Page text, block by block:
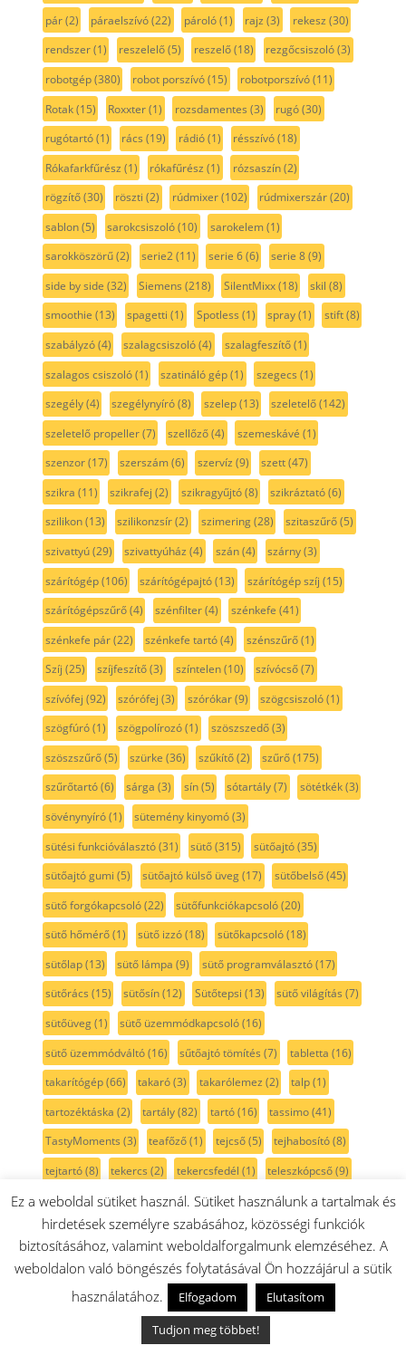
pár(2) páraelszívó(22) pároló(1) rajz (3) rekesz (30)
rendszer(1) reszelelő(5) reszelő(18) rezgőcsiszoló(3)
robotgép(380) robot porszívó(15) robotporszívó(11)
Rotak(15) Roxxter(1) rozsdamentes (3) rugó(30)
rugótartó(1) rács (19) rádió(1) résszívó(18)
Rókafarkfűrész (1) rókafűrész (1) rózsaszín(2)
rögzítő(30) röszti (2) rúdmixer(102) rúdmixerszár(20)
sablon(5) sarokcsiszoló(10) sarokelem(1)
sarokköszörű(2) serie2(11) serie 6(6) serie 8(9)
side by side (32) Siemens (218) SilentMixx(18) skil (8)
smoothie (13) spagetti (1) Spotless (1) spray(1) stift(8)
szabályzó(4) szalagcsiszoló(4) szalagfeszítő(1)
szalagos csiszoló(1) szatináló gép(1) szegecs (1)
szegély(4) szegélynyíró(8) szelep(13) szeletelő(142)
szeletelő propeller(7) szellőző(4) szemeskávé (1)
szenzor(17) szerszám(6) szervíz (9) szett(47)
szikra (11) szikrafej (2) szikragyűjtó(8) szikráztató(6)
szilikon(13) szilikonzsír(2) szimering(28) szitaszűrő(5)
szivattyú(29) szivattyúház (4) szán(4) szárny(3)
szárítógép(106) szárítógépajtó(13) szárítógép szíj (15)
szárítógépszűrő(4) szénfilter(4) szénkefe (41)
szénkefe pár(22) szénkefe tartó(4) szénszűrő(1)
Szíj (25) szíjfeszítő(3) színtelen(10) szívócső(7)
szívófej (92) szórófej (3) szórókar(9) szögcsiszoló(1)
szögfúró(1) szögpolírozó(1) szöszszedő(3)
szöszszűrő(5) szürke (36) szűkítő(2) szűrő(175)
szűrőtartó(6) sárga (3) sín(5) sótartály(7) sötétkék(3)
sövénynyíró(1) sütemény kinyomó(3)
sütési funkcióválasztó(31) sütő(315) sütőajtó(35)
sütőajtó gumi (5) sütőajtó külső üveg(17) sütőbelső(45)
sütő forgókapcsoló(22) sütőfunkciókapcsoló(20)
sütő hőmérő(1) sütő izzó(18) sütőkapcsoló(18)
sütőlap(13) sütő lámpa (9) sütő programválasztó(17)
sütőrács (15) sütősín(12) Sütőtepsi (13) sütő világítás (7)
sütőüveg(1) sütő üzemmódkapcsoló(16)
sütő üzemmódváltó(16) sűtőajtó tömítés (7) tabletta (16)
takarítógép(66) takaró(3) takarólemez (2) talp(1)
tartozéktáska (2) tartály(82) tartó(16) tassimo(41)
TastyMoments (3) teafőző(1) tejcső(5) tejhabosító(8)
tejtartó(8) tekercs (2) tekercsfedél (1) teleszkópcső(9)
teleszkópos sütősín(12) teljesítmény szabályzó(1)
tengely(17) tepsi(35) tepsi fedél(3) tepsitartó(4)
termoelem
(7) (18) (20) textil porzsák
(2)
tisztavízcső
(2) tisztító (18) tisztítószer (31) To Go(3)
tojástartó(2) toldócső(7)
transzformátor(4) Tronic(37)
Ez a weboldal sütiket használ. Sütiket használunk a tartalmak és
hirdetések személyre szabásához, közösségi funkciók
biztosításához, valamint weboldalforgalmunk elemzéséhez. A
weboldalon való böngészés folytatásával Ön hozzájárul a sütik
használatához.
Elfogadom
Elutasítom
Tudjon meg többet!